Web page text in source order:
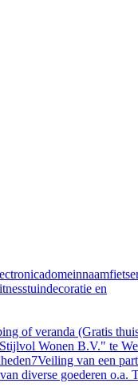
domeinnaam
tuindecoratie en
of veranda (Gratis
Wonen B.V." te
7Veiling van een
diverse goederen o.a.